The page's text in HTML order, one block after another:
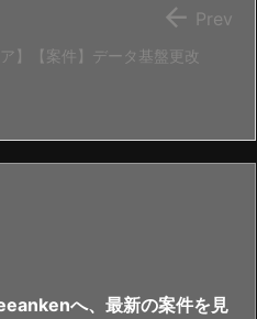
ア】【案件】データ基盤更改
 Prev
へ、最新の案件を見